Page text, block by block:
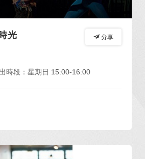
分享
光
時段：星期日 15:00-16:00